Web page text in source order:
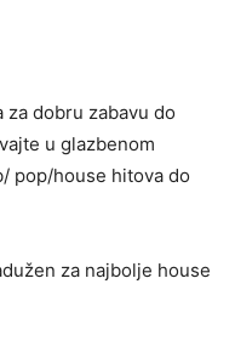
za dobru zabavu do
u glazbenom
pop/house hitova do
za najbolje house